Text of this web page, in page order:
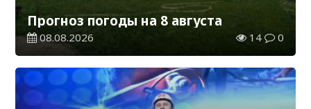
Прогноз погоды на 8 августа
08.08.2026 14 0